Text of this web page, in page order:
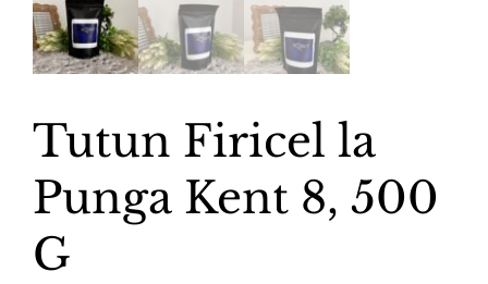
Tutun Firicel la
Punga Kent 8, 500
G